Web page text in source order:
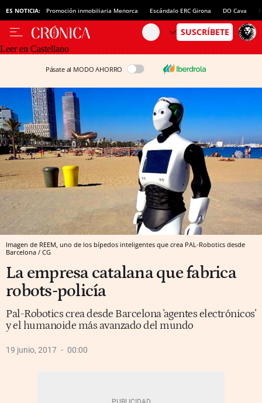
ES NOTICIA: Promoción inmobiliaria Menorca Escándalo ERC Girona DO Cava
Leer en Castellano
Pásate al MODO AHORRO
Imagen de REEM, uno de los bípedos inteligentes que crea PAL-Robotics desde
Barcelona / CG
La empresa catalana que fabrica
robots-policía
Pal-Robotics crea desde Barcelona 'agentes electrónicos'
y el humanoide más avanzado del mundo
19 junio, 2017 00:00